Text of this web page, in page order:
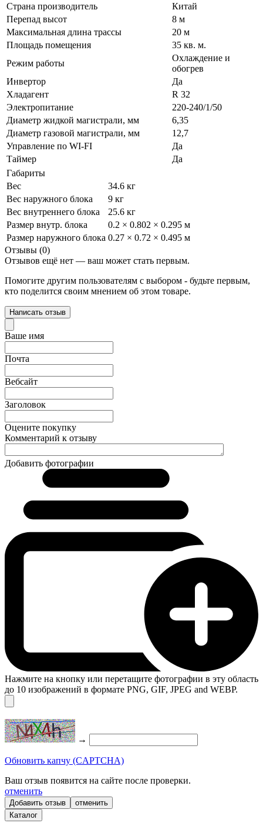
Страна производитель
Китай
Перепад высот
8 м
Максимальная длина трассы
20 м
Площадь помещения
35 кв. м.
Режим работы
Охлаждение и
обогрев
Инвертор
Да
Хладагент
R 32
Электропитание
220-240/1/50
Диаметр жидкой магистрали, мм
6,35
Диаметр газовой магистрали, мм
12,7
Управление по WI-FI
Да
Таймер
Да
Габариты
Вес
34.6 кг
Вес наружного блока
9 кг
Вес внутреннего блока
25.6 кг
Размер внутр. блока
0.2 × 0.802 × 0.295 м
Размер наружного блока 0.27 × 0.72 × 0.495 м
Отзывы (0)
Отзывов ещё нет — ваш может стать первым.
Помогите другим пользователям с выбором - будьте первым,
кто поделится своим мнением об этом товаре.
Написать отзыв
Ваше имя
Почта
Вебсайт
Заголовок
Оцените покупку
Комментарий к отзыву
Добавить фотографии
Нажмите на кнопку или перетащите фотографии в эту область
до 10 изображений в формате PNG, GIF, JPEG and WEBP.
→
Обновить капчу (CAPTCHA)
Ваш отзыв появится на сайте после проверки.
отменить
отменить
Каталог